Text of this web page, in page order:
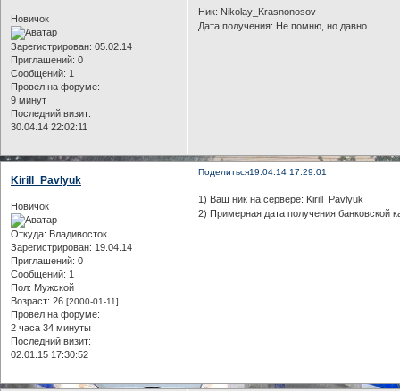
Новичок
Зарегистрирован: 05.02.14
Приглашений: 0
Сообщений: 1
Провел на форуме:
9 минут
Последний визит:
30.04.14 22:02:11
Ник: Nikolay_Krasnonosov
Дата получения: Не помню, но давно.
Поделиться19.04.14 17:29:01
Kirill_Pavlyuk
Новичок
Откуда: Владивосток
Зарегистрирован: 19.04.14
Приглашений: 0
Сообщений: 1
Пол: Мужской
Возраст: 26 [2000-01-11]
Провел на форуме:
2 часа 34 минуты
Последний визит:
02.01.15 17:30:52
1) Ваш ник на сервере: Kirill_Pavlyuk
2) Примерная дата получения банковской